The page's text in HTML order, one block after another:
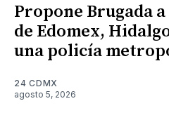
Propone Brugada
de Edomex,
una policía
24 CDMX
agosto 5, 2026